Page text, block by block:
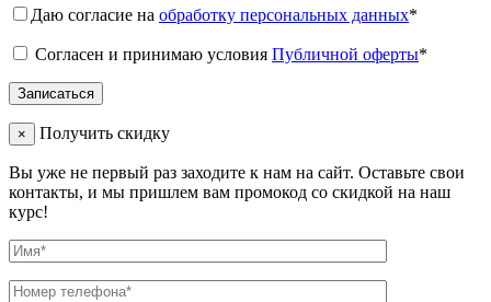
Даю согласие на обработку персональных данных*
Согласен и принимаю условия Публичной оферты*
× Получить скидку
Вы уже не первый раз заходите к нам на сайт. Оставьте свои
контакты, и мы пришлем вам промокод со скидкой на наш
курс!